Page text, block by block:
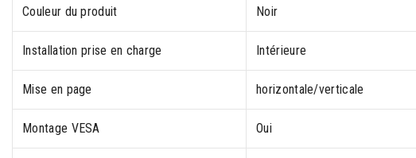
Couleur du produit Noir
Installation prise en charge Intérieure
Mise en page horizontale/verticale
Montage VESA Oui